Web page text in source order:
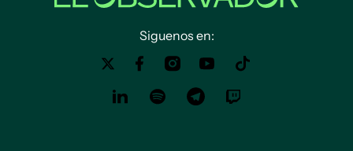
Siguenos en: